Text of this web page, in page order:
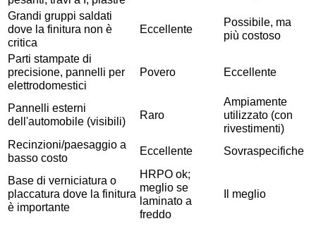
Grandi gruppi saldati
dove la finitura non è
critica
Eccellente
Possibile, ma
più costoso
Parti stampate di
precisione, pannelli per
elettrodomestici
Povero Eccellente
Pannelli esterni
dell'automobile (visibili)
Raro
Ampiamente
utilizzato (con
rivestimenti)
Recinzioni/paesaggio a
basso costo
Eccellente Sovraspecifiche
Base di verniciatura o
placcatura dove la finitura
è importante
HRPO ok;
meglio se
laminato a
freddo
Il meglio